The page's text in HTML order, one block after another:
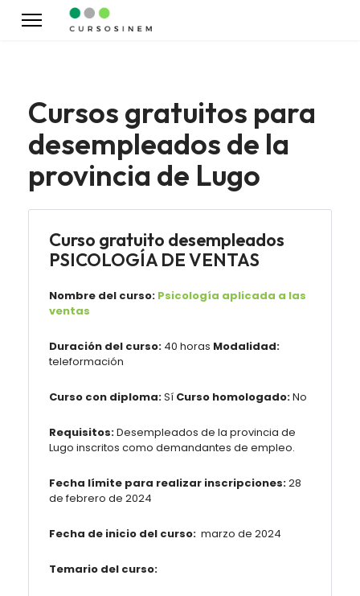
Cursos gratuitos para
desempleados de la
provincia de Lugo
Curso gratuito desempleados
PSICOLOGÍA DE VENTAS
Nombre del curso: Psicología aplicada a las
ventas
Duración del curso: 40 horas Modalidad:
teleformación
Curso con diploma:Sí Curso homologado:No
Requisitos:Desempleados de la provincia de
Lugo inscritos como demandantes de empleo.
Fecha límite para realizar inscripciones:28
de febrero de 2024
Fecha de inicio del curso: marzo de 2024
Temario del curso: